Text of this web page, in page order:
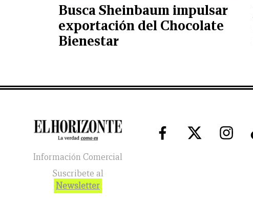
Busca Sheinbaum impulsar
exportación del Chocolate
Bienestar
Información Comercial
Suscribete al
Newsletter